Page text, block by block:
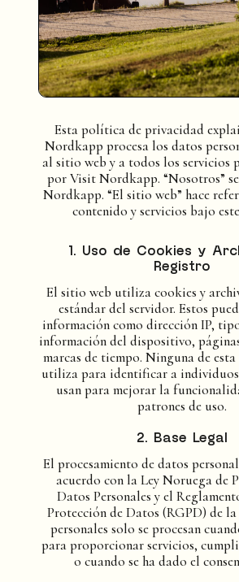
Esta política de privacidad
Nordkapp procesa los datos
al sitio web y a todos los servicios
por Visit Nordkapp. “Nosotros”
Nordkapp. “El sitio web” hace
contenido y servicios bajo
1. Uso de Cookies y
Registro
El sitio web utiliza cookies y
estándar del servidor. Estos
información como dirección IP,
información del dispositivo,
marcas de tiempo. Ninguna de
utiliza para identificar a
usan para mejorar la
patrones de uso.
2. Base Legal
El procesamiento de datos
acuerdo con la Ley Noruega de
Datos Personales y el
Protección de Datos (RGPD) de
personales solo se procesan
para proporcionar servicios,
o cuando se ha dado el